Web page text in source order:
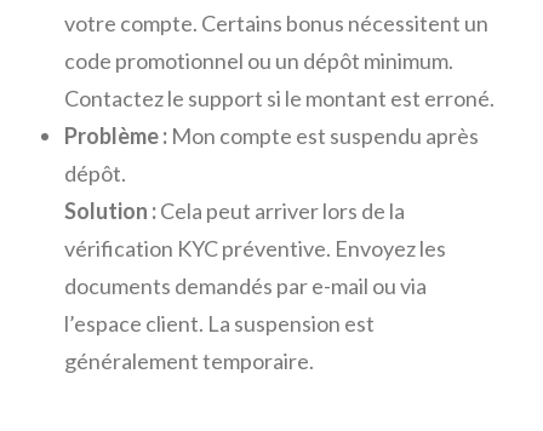
votre compte. Certains bonus nécessitent un
code promotionnel ou un dépôt minimum.
Contactez le support si le montant est erroné.
Problème :Mon compte est suspendu après
dépôt.
Solution :Cela peut arriver lors de la
vérification KYC préventive. Envoyez les
documents demandés par e-mail ou via
l’espace client. La suspension est
généralement temporaire.